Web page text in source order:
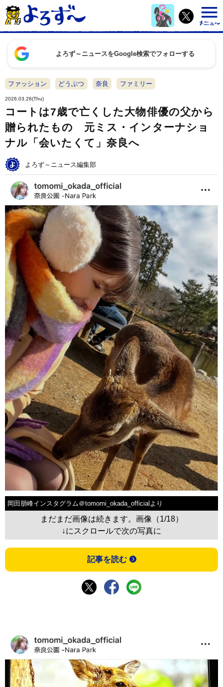
よろず～ニュースをGoogle検索でフォローする
ファッション どうぶつ 奈良 ファミリー
2026.03.26(Thu)
コートは7歳で亡くした大物俳優の父から
贈られたもの 元ミス・インターナショ
ナル「会いたくて」奈良へ
よろず～ニュース編集部
岡田朋峰インスタグラム＠tomomi_okada_officialより
まだまだ画像は続きます。画像（1/18）
↓にスクロールで次の写真に
記事を読む